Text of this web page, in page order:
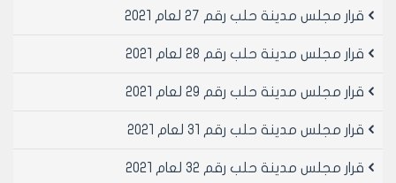
2002 (فيما يخص السلامه الانشائيه(
مادة 5- ينشر هذا القرار في لوحة إعلانات مجلس المدينة
رئيس مجلس مدينة حلب
قرار مجلس مدينة حلب رقم 27 لعام 2021
قرار مجلس مدينة حلب رقم 28 لعام 2021
قرار مجلس مدينة حلب رقم 29 لعام 2021
قرار مجلس مدينة حلب رقم 31 لعام 2021
قرار مجلس مدينة حلب رقم 32 لعام 2021